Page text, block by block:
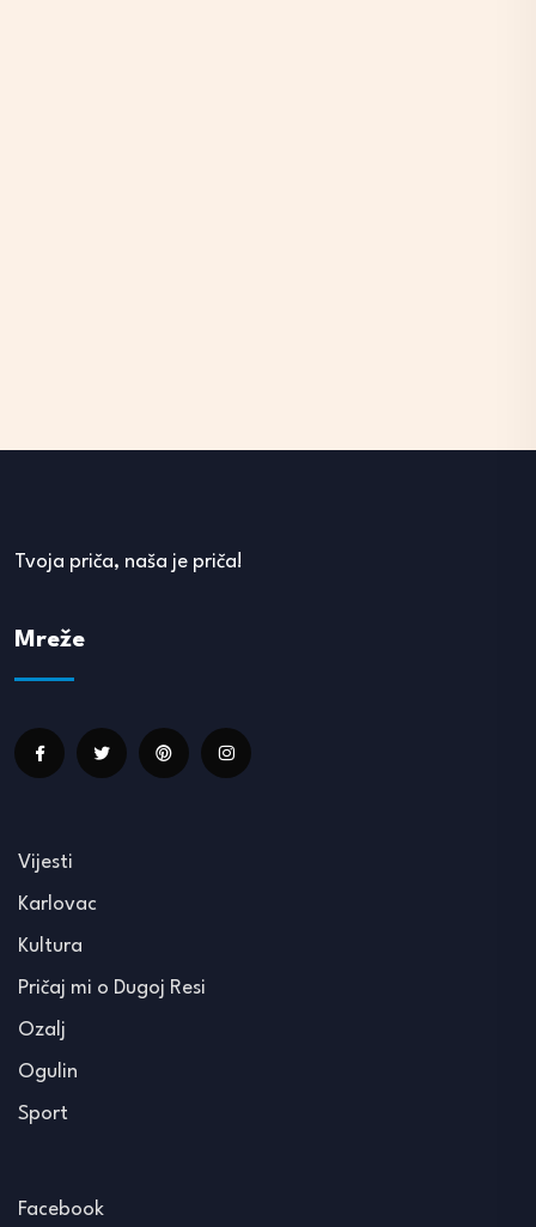
Tvoja priča, naša je priča!
Mreže
Vijesti
Karlovac
Kultura
Pričaj mi o Dugoj Resi
Ozalj
Ogulin
Sport
Facebook